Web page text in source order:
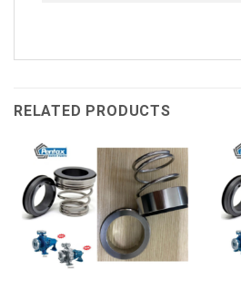
RELATED PRODUCTS